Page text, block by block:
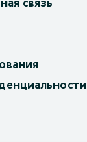
связь